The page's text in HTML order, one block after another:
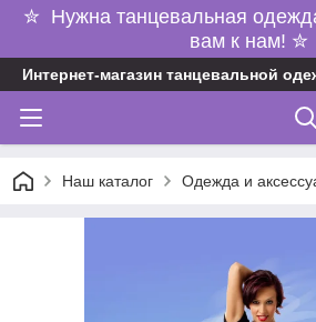
✮ Нужна танцевальная
вам к нам! ✮
Интернет-магазин танцевальной
Наш каталог Одежда и